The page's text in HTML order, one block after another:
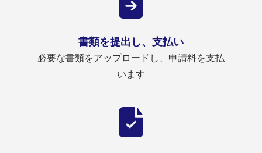
書類を提出し、支払い
必要な書類をアップロードし、申請料を支払
います